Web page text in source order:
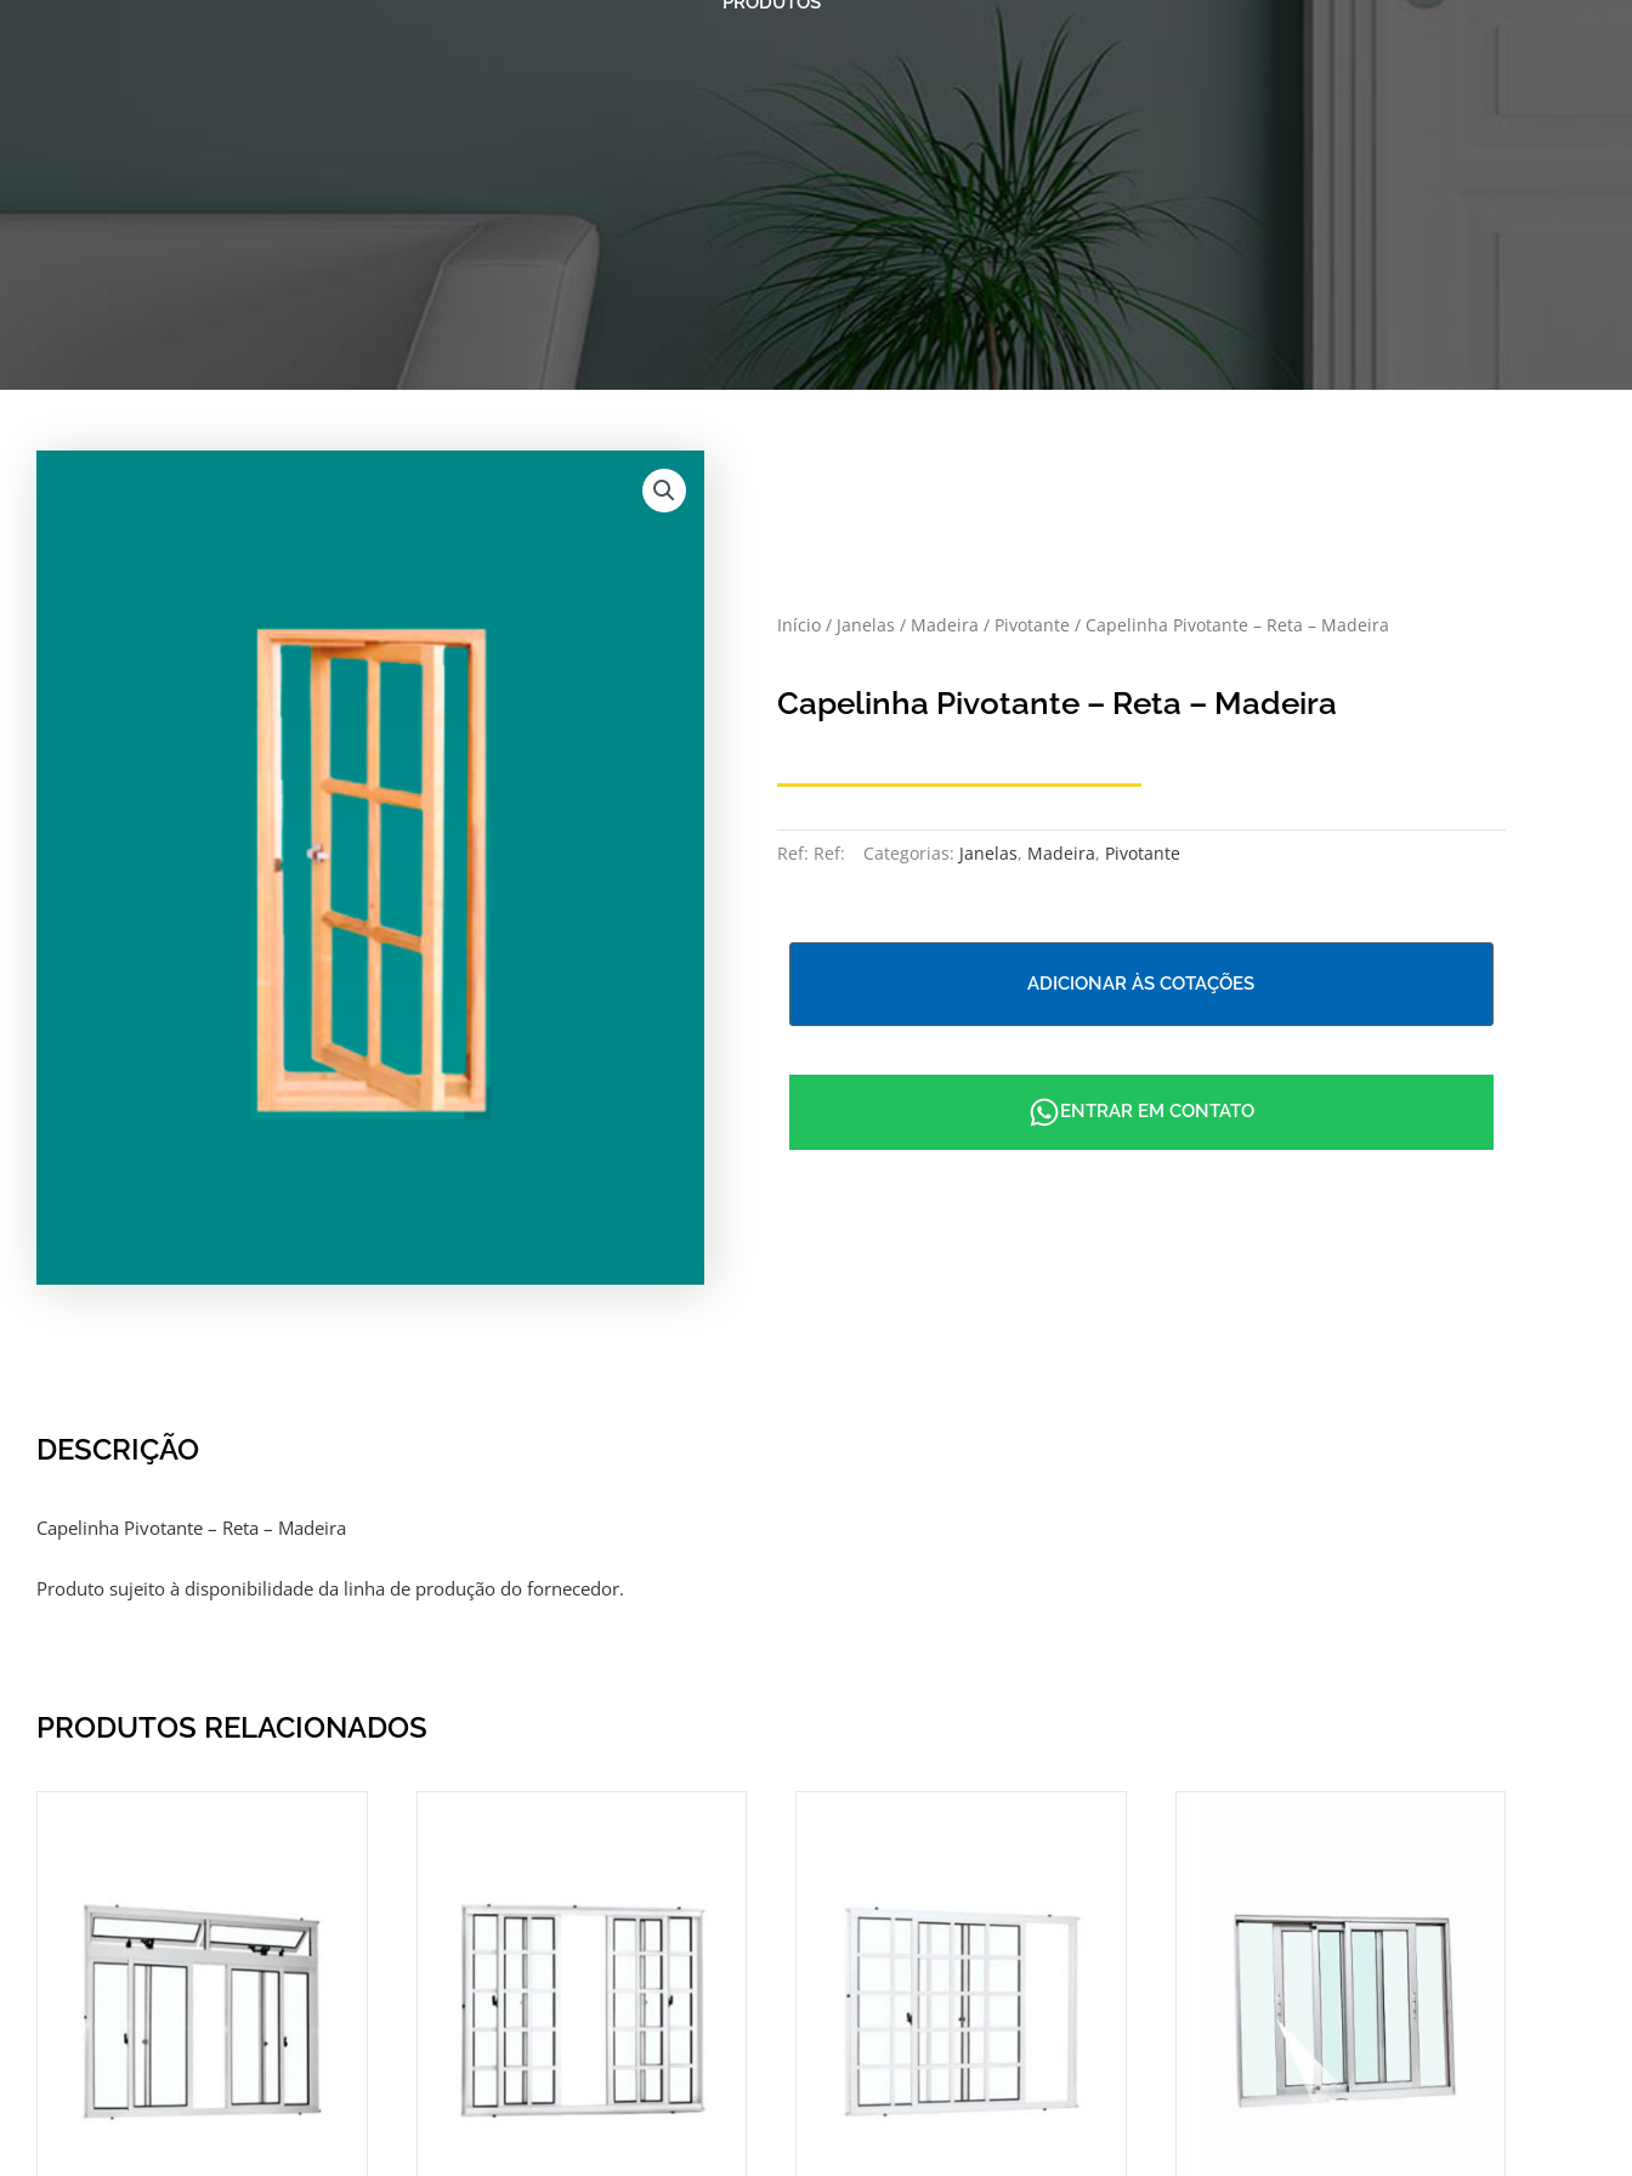
Início/ Janelas / Madeira / Pivotante / Capelinha Pivotante – Reta – Madeira
Capelinha Pivotante – Reta – Madeira
Ref: Ref: Categorias: Janelas, Madeira, Pivotante
ADICIONAR ÀS COTAÇÕES
ENTRAR EM CONTATO
DESCRIÇÃO
Capelinha Pivotante – Reta – Madeira
Produto sujeito à disponibilidade da linha de produção do fornecedor.
PRODUTOS RELACIONADOS